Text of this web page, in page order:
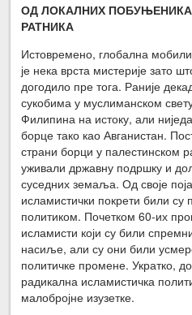
ОД ЛОКАЛНИХ
РАТНИКА
Истовремено, глобална
је нека врста мистерије зато
догодило пре тога. Раније
сукобима у муслиманском
Филипина на истоку, али
борце тако као Авганистан.
страни борци у палестинском
уживали државну подршку и
суседних земаља. Од своје
исламистички покрети били
политиком. Почетком 60-их
исламисти који су били
насиље, али су они били
политичке промене. Укратко,
радикална исламистичка
малобројне изузетке.